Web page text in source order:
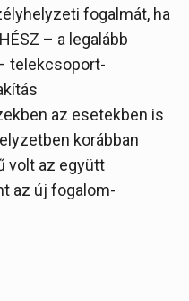
fogalmát, ha
– a legalább
telekcsoport-
az esetekben is
korábban
volt az együtt
az új fogalom-